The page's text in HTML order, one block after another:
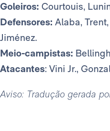
Goleiros: Courtouis,
Defensores: Alaba,
Jiménez.
Meio-campistas:
Atacantes: Vini Jr.,
Aviso: Tradução gerada